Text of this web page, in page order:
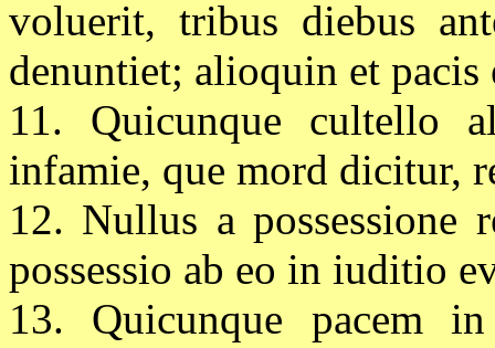
voluerit, tribus diebus
denuntiet; alioquin et
11. Quicunque cultello
infamie, que mord dicitur,
12. Nullus a possessione
possessio ab eo in iuditio
13. Quicunque pacem